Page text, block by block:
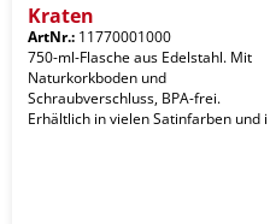
Kraten
ArtNr.: 11770001000
750-ml-Flasche aus Edelstahl. Mit
Naturkorkboden und
Schraubverschluss, BPA-frei.
Erhältlich in vielen Satinfarben und i